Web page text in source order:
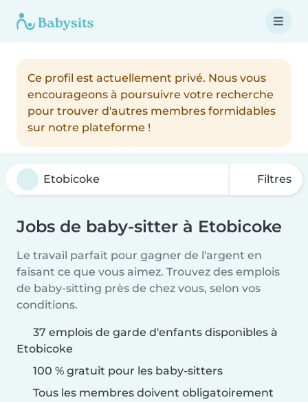
Ce profil est actuellement privé. Nous vous
encourageons à poursuivre votre recherche
pour trouver d'autres membres formidables
sur notre plateforme !
Filtres
Jobs de baby-sitter à Etobicoke
Le travail parfait pour gagner de l'argent en
faisant ce que vous aimez. Trouvez des emplois
de baby-sitting près de chez vous, selon vos
conditions.
37 emplois de garde d'enfants disponibles à
Etobicoke
100 % gratuit pour les baby-sitters
Tous les membres doivent obligatoirement